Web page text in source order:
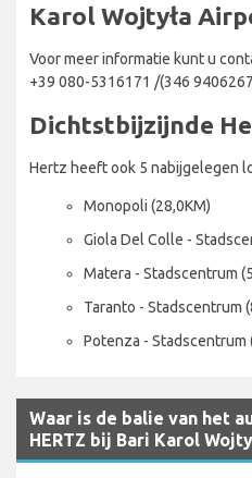
Karol Wojtyła
Voor meer informatie kunt u
+39 080-5316171 /(346
Dichtstbijzijnde
Hertz heeft ook 5 nabijgelegen
Monopoli (28,0KM)
Giola Del Colle -
Matera - Stadscentrum
Taranto - Stadscentrum
Potenza - Stadscentrum
Waar is de balie van het
HERTZ bij Bari Karol